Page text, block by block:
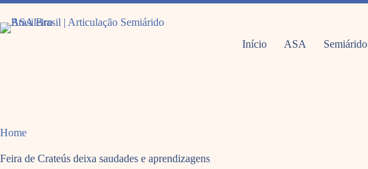
Pular
para
o
Início ASA Semiárido
Home
Feira de Crateús deixa saudades e aprendizagens